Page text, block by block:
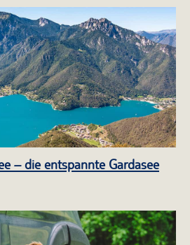
– die entspannte Gardasee